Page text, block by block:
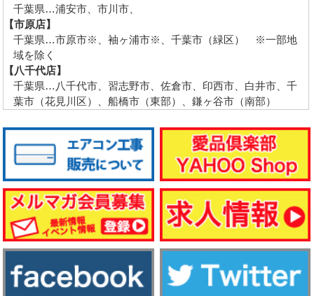
千葉県…浦安市、市川市、
【市原店】
千葉県…市原市※、袖ヶ浦市※、千葉市（緑区） ※一部地
域を除く
【八千代店】
千葉県…八千代市、習志野市、佐倉市、印西市、白井市、千
葉市（花見川区）、船橋市（東部）、鎌ヶ谷市（南部）